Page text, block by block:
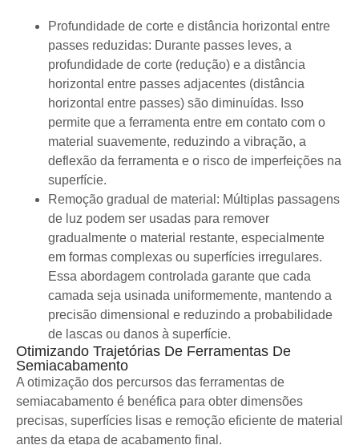
Profundidade de corte e distância horizontal entre
passes reduzidas: Durante passes leves, a
profundidade de corte (redução) e a distância
horizontal entre passes adjacentes (distância
horizontal entre passes) são diminuídas. Isso
permite que a ferramenta entre em contato com o
material suavemente, reduzindo a vibração, a
deflexão da ferramenta e o risco de imperfeições na
superfície.
Remoção gradual de material: Múltiplas passagens
de luz podem ser usadas para remover
gradualmente o material restante, especialmente
em formas complexas ou superfícies irregulares.
Essa abordagem controlada garante que cada
camada seja usinada uniformemente, mantendo a
precisão dimensional e reduzindo a probabilidade
de lascas ou danos à superfície.
Otimizando Trajetórias De Ferramentas De
Semiacabamento
A otimização dos percursos das ferramentas de
semiacabamento é benéfica para obter dimensões
precisas, superfícies lisas e remoção eficiente de material
antes da etapa de acabamento final.